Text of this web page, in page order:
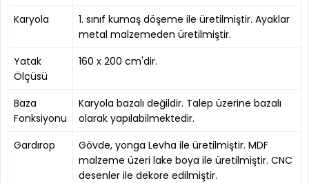
Karyola
1. sınıf kumaş döşeme ile üretilmiştir. Ayaklar
metal malzemeden üretilmiştir.
Yatak
Ölçüsü
160 x 200 cm'dir.
Baza
Fonksiyonu
Karyola bazalı değildir. Talep üzerine bazalı
olarak yapılabilmektedir.
Gardırop
Gövde, yonga Levha ile üretilmiştir. MDF
malzeme üzeri lake boya ile üretilmiştir. CNC
desenler ile dekore edilmiştir.